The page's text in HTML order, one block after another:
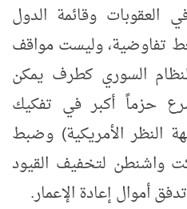
العقوبات وقائمة الدول
تفاوضية، وليست مواقف
السوري كطرف يمكن
حزماً أكبر في تفكيك
النظر الأمريكية) وضبط
واشنطن لتخفيف القيود
أموال إعادة الإعمار.